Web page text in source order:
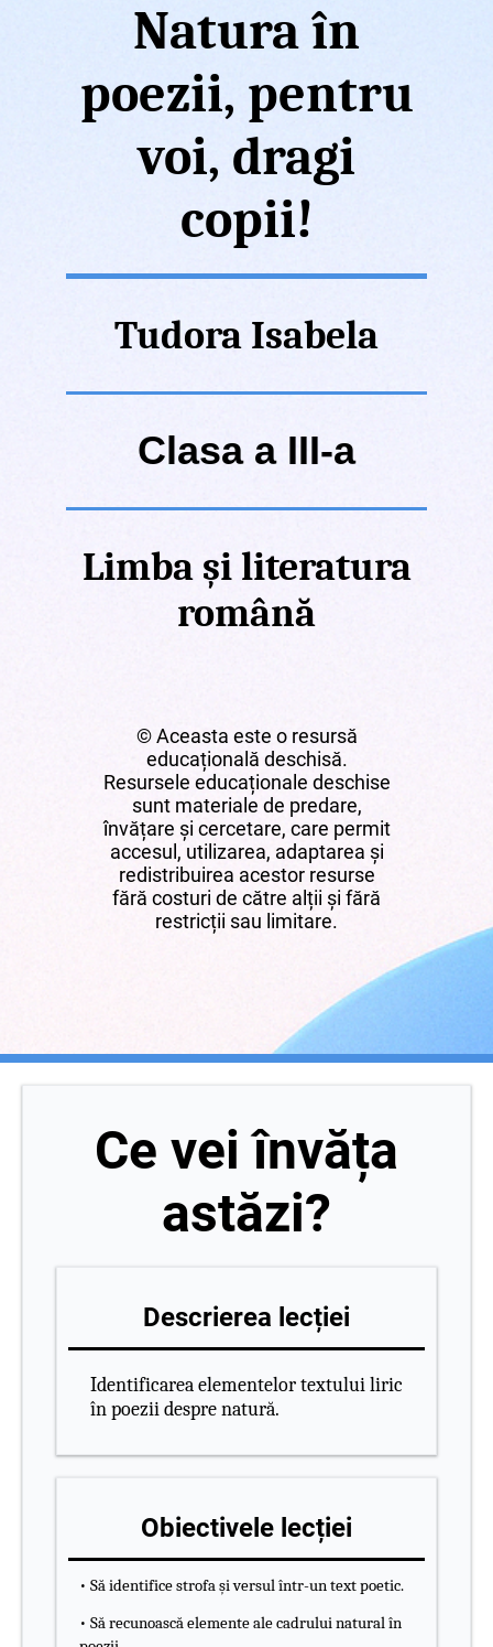
Natura în
poezii, pentru
voi, dragi
copii!
Tudora Isabela
Clasa a III-a
Limba și literatura
română
© Aceasta este o resursă
educațională deschisă.
Resursele educaționale deschise
sunt materiale de predare,
învățare și cercetare, care permit
accesul, utilizarea, adaptarea și
redistribuirea acestor resurse
fără costuri de către alții și fără
restricții sau limitare.
Ce vei învăța
astăzi?
Descrierea lecției
Identificarea elementelor textului liric
în poezii despre natură.
Obiectivele lecției
• Să identifice strofa și versul într-un text poetic.
• Să recunoască elemente ale cadrului natural în